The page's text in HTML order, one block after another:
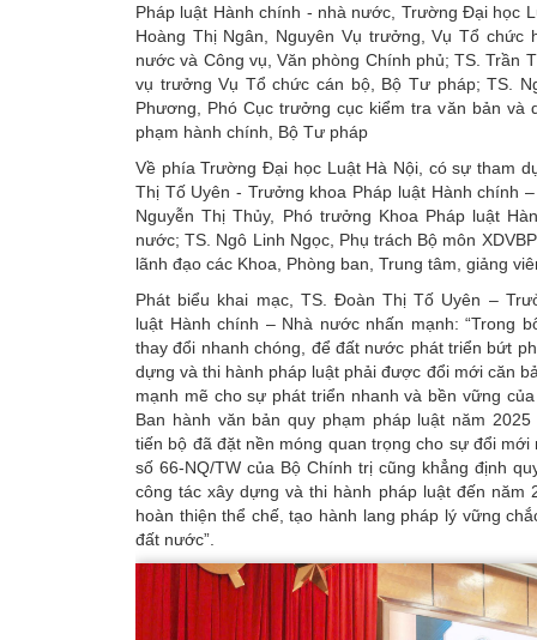
Pháp luật Hành chính - nhà nước, Trường Đại học
Hoàng Thị Ngân, Nguyên Vụ trưởng, Vụ Tổ chức
nước và Công vụ, Văn phòng Chính phủ; TS. Trần
vụ trưởng Vụ Tổ chức cán bộ, Bộ Tư pháp; TS.
Phương, Phó Cục trưởng cục kiểm tra văn bản và
phạm hành chính, Bộ Tư pháp
Về phía Trường Đại học Luật Hà Nội, có sự tham
Thị Tố Uyên - Trưởng khoa Pháp luật Hành chính
Nguyễn Thị Thủy, Phó trưởng Khoa Pháp luật
nước; TS. Ngô Linh Ngọc, Phụ trách Bộ môn
lãnh đạo các Khoa, Phòng ban, Trung tâm, giảng
Phát biểu khai mạc, TS. Đoàn Thị Tố Uyên –
luật Hành chính – Nhà nước nhấn mạnh: “Trong
thay đổi nhanh chóng, để đất nước phát triển bứt
dựng và thi hành pháp luật phải được đổi mới căn
mạnh mẽ cho sự phát triển nhanh và bền vững
Ban hành văn bản quy phạm pháp luật năm
tiến bộ đã đặt nền móng quan trọng cho sự đổi mới
số 66-NQ/TW của Bộ Chính trị cũng khẳng định
công tác xây dựng và thi hành pháp luật đến năm
hoàn thiện thể chế, tạo hành lang pháp lý vững
đất nước”.